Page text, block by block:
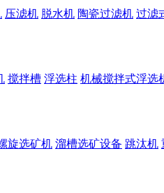
压滤机 脱水机 陶瓷过滤机 过滤
搅拌槽 浮选柱 机械搅拌式浮选
旋选矿机 溜槽选矿设备 跳汰机